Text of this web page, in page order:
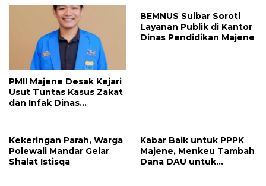
PMII Majene Desak Kejari
Usut Tuntas Kasus Zakat
dan Infak Dinas
BEMNUS Sulbar Soroti
Layanan Publik di Kantor
Dinas Pendidikan Majene
Kekeringan Parah, Warga
Polewali Mandar Gelar
Shalat Istisqa
Kabar Baik untuk PPPK
Majene, Menkeu Tambah
Dana DAU untuk